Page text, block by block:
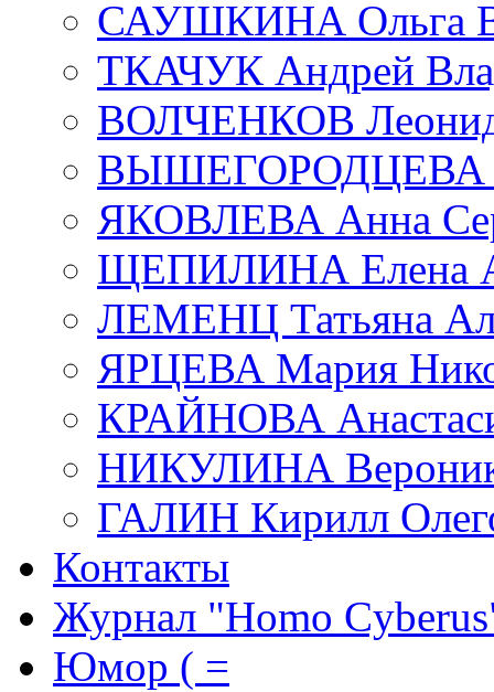
САУШКИНА Ольга
ТКАЧУК Андрей
ВОЛЧЕНКОВ Леонид
ВЫШЕГОРОДЦЕВА
ЯКОВЛЕВА Анна
ЩЕПИЛИНА Елена
ЛЕМЕНЦ Татьяна
ЯРЦЕВА Мария
КРАЙНОВА
НИКУЛИНА
ГАЛИН Кирилл
Контакты
Журнал "Homo
Юмор ( =